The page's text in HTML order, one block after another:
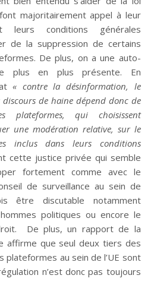
majoritairement appel à leur
leurs conditions générales
de la suppression de certains
De plus, on a une auto-
plus en plus présente. En
« contre la désinformation, le
de haine dépend donc de
plateformes, qui choisissent
une modération relative, sur le
inclus dans leurs conditions
cette justice privée qui semble
fortement comme avec le
de surveillance au sein de
être discutable notamment
politiques ou encore le
De plus, un rapport de la
affirme que seul deux tiers des
plateformes au sein de l’UE sont
n’est donc pas toujours